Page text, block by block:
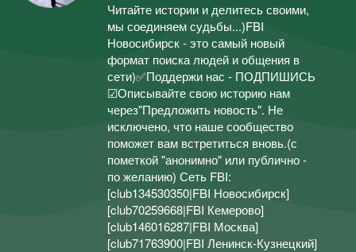
Читайте истории и делитесь своими,
мы соединяем судьбы...)FBI
Новосибирск - это самый новый
формат поиска людей и общения в
сети)✅Поддержи нас - ПОДПИШИСЬ
☑Описывайте свою историю нам
через"Предложить новость". Не
исключено, что наше сообщество
поможет вам встретиться вновь.(с
пометкой "анонимно" или публично -
по желанию) Сеть FBI:
[club134530350|FBI Новосибирск]
[club70259668|FBI Кемерово]
[club146016287|FBI Москва]
[club71763900|FBI Ленинск-Кузнецкий]